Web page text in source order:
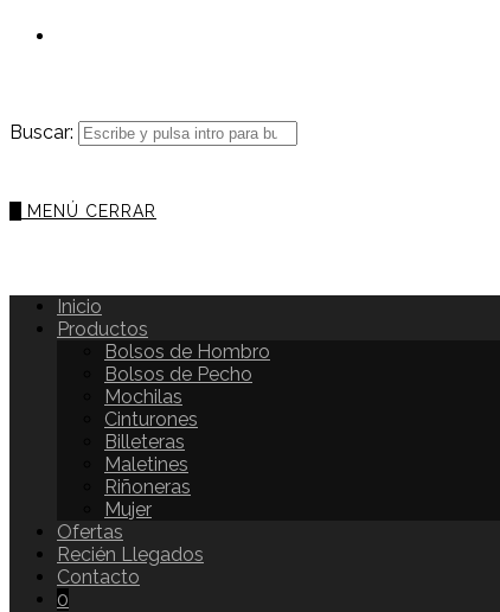
Buscar:
MENÚ CERRAR
Inicio
Productos
Bolsos de Hombro
Bolsos de Pecho
Mochilas
Cinturones
Billeteras
Maletines
Riñoneras
Mujer
Ofertas
Recién Llegados
Contacto
0